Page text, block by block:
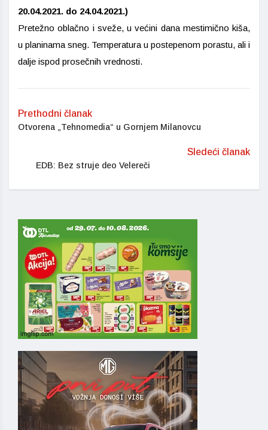
20.04.2021. do 24.04.2021.)
Pretežno oblačno i sveže, u većini dana mestimično kiša,
u planinama sneg. Temperatura u postepenom porastu, ali i
dalje ispod prosečnih vrednosti.
Prethodni članak
Otvorena „Tehnomedia“ u Gornjem Milanovcu
Sledeći članak
EDB: Bez struje deo Velereči